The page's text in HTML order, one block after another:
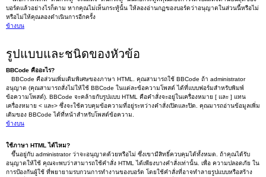
บอร์ดแล้วอย่างไรก็ตาม หากคุณไม่เห็นกระทู้นั้น ให้ลองอ่านกฏของบอร์ดว่าอนุญาตในส่วนนี้หรือไม่
หรือไม่ให้คุณลองดำเนินการอีกครั้ง
ข้างบน
รูปแบบและชนิดของหัวข้อ
BBCode คืออะไร?
BBCode คือส่วนเพิ่มเติมพิเศษของภาษา HTML. คุณสามารถใช้ BBCode ถ้า administrator
อนุญาต (คุณสามารถสั่งไม่ให้ใช้ BBCode ในแต่ละข้อความโพสต์ ได้ที่แบบฟอร์มสำหรับพิมพ์
ข้อความโพสต์). BBCode จะคล้ายกับรูปแบบ HTML คือคำสั่งจะอยู่ในเครื่องหมาย [ และ ] แทน
เครื่องหมาย < และ> ซึ่งจะใช้ควบคุมข้อความที่อยู่ระหว่างคำสั่งเปิดและปิด. คุณมารถอ่านข้อมูลเพิ่ม
เติมของ BBCode ได้ที่หน้าสำหรับโพสต์ข้อความ.
ข้างบน
ใช้ภาษา HTML ได้ไหม?
ขึ้นอยู่กับ administrator ว่าจะอนุญาตด้วยหรือไม่ ซึ่งเขามีสิทธิ์ควบคุมได้ทั้งหมด. ถ้าคุณได้รับ
อนุญาตให้ใช้ คุณจะพบว่าสามารถใช้คำสั่ง HTML ได้เพียงบางคำสั่งเท่านั้น. เพื่อ ความปลอดภัย ใน
การป้องกันผู้ใช้ ที่พยายามรบกวนการทำงานของบอร์ด โดยใช้คำสั่งที่อาจทำลายรูปแบบหรือสร้าง